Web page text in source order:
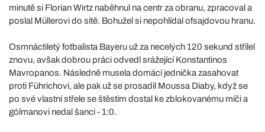
minutě si Florian Wirtz naběhnul na centr za obranu, zpracoval a
poslal Müllerovi do sítě. Bohužel si nepohlídal ofsajdovou hranu.
Osmnáctiletý fotbalista Bayeru už za necelých 120 sekund střílel
znovu, avšak dobrou práci odvedl srážející Konstantinos
Mavropanos. Následně musela domácí jednička zasahovat
proti Führichovi, ale pak už se prosadil Moussa Diaby, když se
po své vlastní střele se štěstím dostal ke zblokovanému míči a
gólmanovi nedal šanci - 1:0.